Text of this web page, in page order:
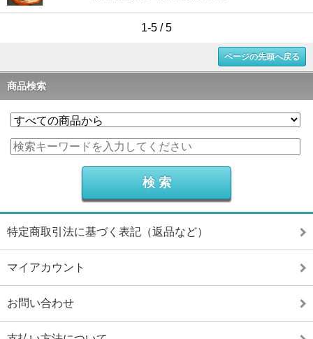
1-5 / 5
ページの先頭へ戻る
商品検索
特定商取引法に基づく表記（返品など）
マイアカウント
お問い合わせ